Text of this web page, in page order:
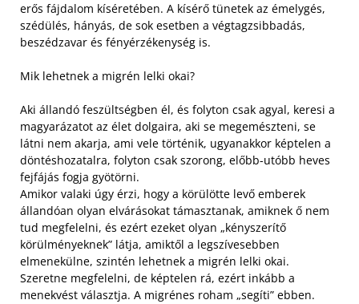
erős fájdalom kíséretében. A kísérő tünetek az émelygés,
szédülés, hányás, de sok esetben a végtagzsibbadás,
beszédzavar és fényérzékenység is.
Mik lehetnek a migrén lelki okai?
Aki állandó feszültségben él, és folyton csak agyal, keresi a
magyarázatot az élet dolgaira, aki se megemészteni, se
látni nem akarja, ami vele történik, ugyanakkor képtelen a
döntéshozatalra, folyton csak szorong, előbb-utóbb heves
fejfájás fogja gyötörni.
Amikor valaki úgy érzi, hogy a körülötte levő emberek
állandóan olyan elvárásokat támasztanak, amiknek ő nem
tud megfelelni, és ezért ezeket olyan „kényszerítő
körülményeknek” látja, amiktől a legszívesebben
elmenekülne, szintén lehetnek a migrén lelki okai.
Szeretne megfelelni, de képtelen rá, ezért inkább a
menekvést választja. A migrénes roham „segíti” ebben.